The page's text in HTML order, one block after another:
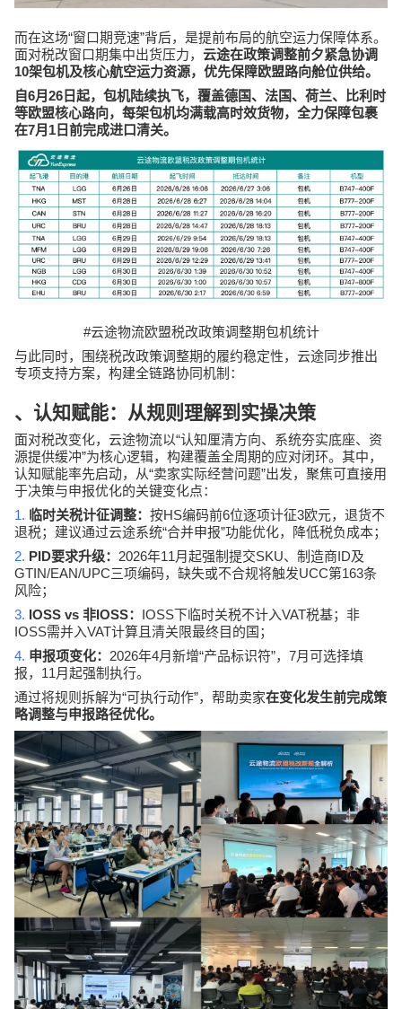
而在这场“窗口期竞速”背后，是提前布局的航空运力保障体系。
面对税改窗口期集中出货压力， 云途在政策调整前夕紧急协调
10架包机及核心航空运力资源，优先保障欧盟路向舱位供给。
自6月26 日起，包机陆续执飞，覆盖德国、法国、荷兰、比利时
等欧盟核心路向，每架包机均满载高时效货物，全力保障包裹
在7月 1 日前完成进口清关。
#云途物流欧盟税改政策调整期包机统计
与此同时，围绕税改政策调整期的履约稳定性，云途同步推出
专项支持方案，构建全链路协同机制：
、认知赋能：从规则理解到实操决策
面对税改变化，云途物流以“认知厘清方向、系统夯实底座、资
源提供缓冲”为核心逻辑，构建覆盖全周期的应对闭环。其中，
认知赋能率先启动，从“卖家实际经营问题”出发，聚焦可直接用
于决策与申报优化的关键变化点：
1. 临时关税计征调整： 按HS编码前6位逐项计征3欧元，退货不
退税；建议通过云途系统“合并申报”功能优化，降低税负成本；
2. PID要求升级： 2026年11月起强制提交SKU、制造商ID及
GTIN/EAN/UPC三项编码，缺失或不合规将触发UCC第163条
风险；
3. IOSS vs 非IOSS： IOSS下临时关税不计入VAT税基；非
IOSS需并入VAT计算且清关限最终目的国；
4. 申报项变化： 2026年4月新增“产品标识符”， 7月可选择填
报， 11月起强制执行。
通过将规则拆解为“可执行动作”，帮助卖家在变化发生前完成策
略调整与申报路径优化。